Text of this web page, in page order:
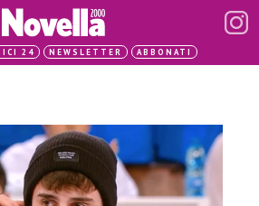
24 NEWSLETTER ABBONATI